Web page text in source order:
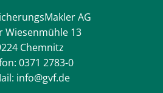
AG
Wiesenmühle 13
Chemnitz
0371 2783-0
info@gvf.de